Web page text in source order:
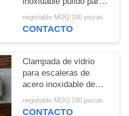
exteriores
negotiable MOQ:100 piezas
CONTACTO
Clampada de vidrio
para escaleras de
acero inoxidable de
jardín
negotiable MOQ:100 piezas
CONTACTO